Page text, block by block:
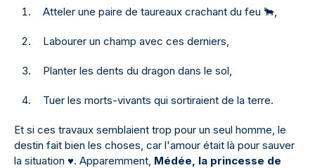
Atteler une paire de taureaux crachant du feu 🐂,
Labourer un champ avec ces derniers,
Planter les dents du dragon dans le sol,
Tuer les morts-vivants qui sortiraient de la terre.
Et si ces travaux semblaient trop pour un seul homme, le
destin fait bien les choses, car l'amour était là pour sauver
la situation ♥️. Apparemment, Médée, la princesse de